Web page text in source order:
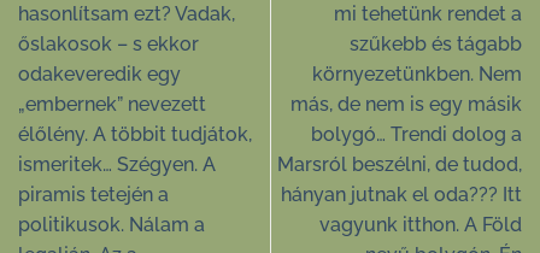
hasonlítsam ezt? Vadak,
őslakosok – s ekkor
odakeveredik egy
„embernek” nevezett
élőlény. A többit tudjátok,
ismeritek… Szégyen. A
piramis tetején a
politikusok. Nálam a
mi tehetünk rendet a
szűkebb és tágabb
környezetünkben. Nem
más, de nem is egy másik
bolygó… Trendi dolog a
Marsról beszélni, de tudod,
hányan jutnak el oda??? Itt
vagyunk itthon. A Föld